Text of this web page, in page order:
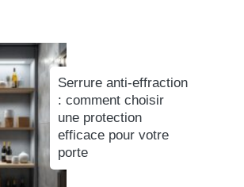
Serrure anti-effraction
: comment choisir
une protection
efficace pour votre
porte